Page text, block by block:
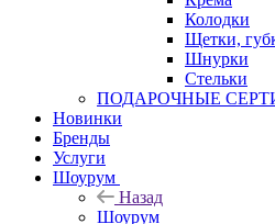
Колодки
Щетки,
Шнурки
Стельки
ПОДАРОЧНЫЕ
Новинки
Бренды
Услуги
Шоурум
Назад
Шоурум